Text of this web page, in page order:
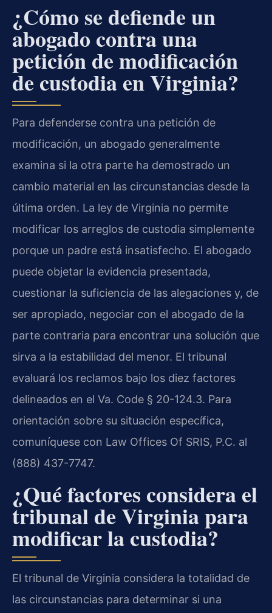
¿Cómo se defiende un
abogado contra una
petición de modificación
de custodia en Virginia?
Para defenderse contra una petición de
modificación, un abogado generalmente
examina si la otra parte ha demostrado un
cambio material en las circunstancias desde la
última orden. La ley de Virginia no permite
modificar los arreglos de custodia simplemente
porque un padre está insatisfecho. El abogado
puede objetar la evidencia presentada,
cuestionar la suficiencia de las alegaciones y, de
ser apropiado, negociar con el abogado de la
parte contraria para encontrar una solución que
sirva a la estabilidad del menor. El tribunal
evaluará los reclamos bajo los diez factores
delineados en el Va. Code § 20-124.3. Para
orientación sobre su situación específica,
comuníquese con Law Offices Of SRIS, P.C. al
(888) 437-7747.
¿Qué factores considera el
tribunal de Virginia para
modificar la custodia?
El tribunal de Virginia considera la totalidad de
las circunstancias para determinar si una